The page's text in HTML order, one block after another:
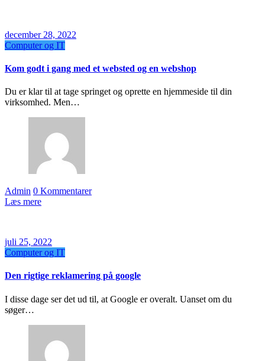
december 28, 2022
Computer og IT
Kom godt i gang med et websted og en webshop
Du er klar til at tage springet og oprette en hjemmeside til din
virksomhed. Men…
Admin 0 Kommentarer
Læs mere
juli 25, 2022
Computer og IT
Den rigtige reklamering på google
I disse dage ser det ud til, at Google er overalt. Uanset om du
søger…